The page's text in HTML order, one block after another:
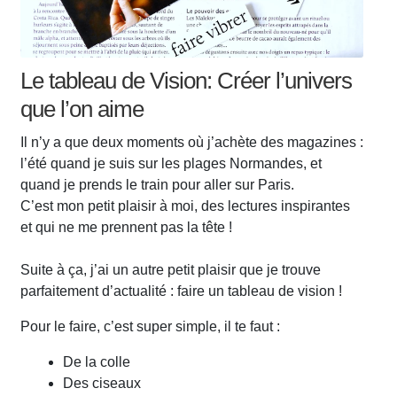
Le tableau de Vision: Créer l’univers
que l’on aime
Il n’y a que deux moments où j’achète des magazines :
l’été quand je suis sur les plages Normandes, et
quand je prends le train pour aller sur Paris.
C’est mon petit plaisir à moi, des lectures inspirantes
et qui ne me prennent pas la tête !
Suite à ça, j’ai un autre petit plaisir que je trouve
parfaitement d’actualité : faire un tableau de vision !
Pour le faire, c’est super simple, il te faut :
De la colle
Des ciseaux